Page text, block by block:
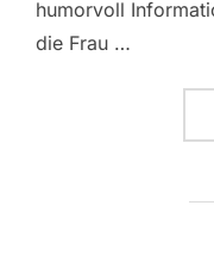
humorvoll
die Frau …